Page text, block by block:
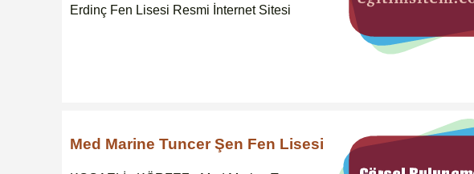
Erdinç Fen Lisesi Resmi İnternet Sitesi
Med Marine Tuncer Şen Fen Lisesi